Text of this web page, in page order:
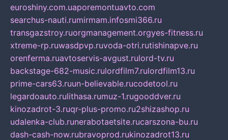
euroshiny.com.uaporemontuavto.com
searchus-nauti.rumirmam.infosmi366.ru
transgazstroy.ruorgmanagement.orgyes-fitness.ru
xtreme-rp.ruwasdpvp.ruvoda-otri.rutishinapve.ru
orenferma.ruavtoservis-avgust.rulord-tv.ru
backstage-682-music.rulordfilm7.rulordfilm13.ru
prime-cars63.ruun-believable.rucodetool.ru
legardoauto.rulithasa.rumuz-1.rugooddver.ru
kinozadrot-3.ruqr-plus-promo.ru2shizashop.ru
udalenka-club.runerabotaetsite.rucarszona-bu.ru
dash-cash-now.rubravoprod.rukinozadrot13.ru